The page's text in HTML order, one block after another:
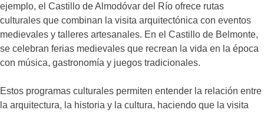
ejemplo, el Castillo de Almodóvar del Río ofrece rutas
culturales que combinan la visita arquitectónica con eventos
medievales y talleres artesanales. En el Castillo de Belmonte,
se celebran ferias medievales que recrean la vida en la época
con música, gastronomía y juegos tradicionales.
Estos programas culturales permiten entender la relación entre
la arquitectura, la historia y la cultura, haciendo que la visita